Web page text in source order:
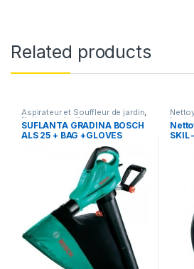
Related products
Aspirateur et Souffleur de jardin,
Nettoyage jardin
SUFLANTA GRADINA BOSCH
ALS 25 + BAG +GLOVES
haute
SKIL